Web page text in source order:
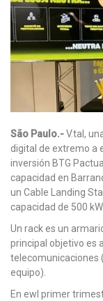
São Paulo.-V.tal,
digital de extremo a
inversión BTG
capacidad en
un Cable Landing
capacidad de 500
Un rack es un
principal objetivo es
telecomunicaciones
equipo).
En ewl primer